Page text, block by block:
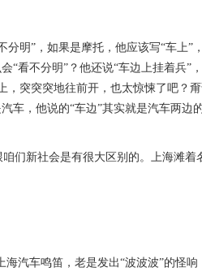
明”，如果是摩托，他应该写“车上”
“看不分明”？他还说“车边上挂着兵”
，突突突地往前开，也太惊悚了吧？
车，他说的“车边”其实就是汽车两边
们新社会是有很大区别的。上海滩着
汽车鸣笛，老是发出“波波波”的怪响